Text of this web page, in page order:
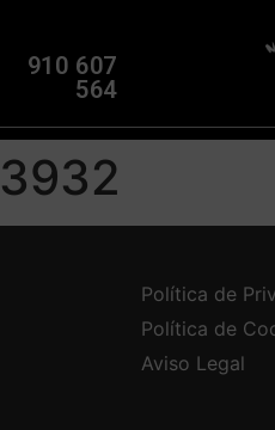
910 607
564
Política de
Política de
Aviso Legal